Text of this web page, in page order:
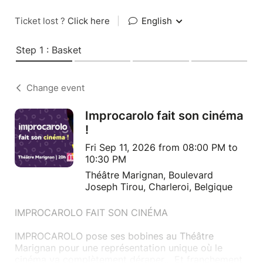
Ticket lost ? Click here English
Step 1 : Basket
Change event
Improcarolo fait son cinéma
!
Fri Sep 11, 2026 from 08:00 PM to
10:30 PM
Théâtre Marignan, Boulevard
Joseph Tirou, Charleroi, Belgique
IMPROCAROLO FAIT SON CINÉMA
IMPROCAROLO pose ses bobines au Théâtre
Marignan pour une représentation unique où le